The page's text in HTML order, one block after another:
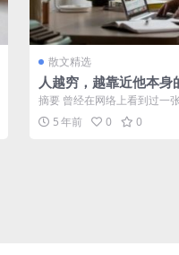
散文精选
人越穷，越靠近他本身
秋
摘要 曾经在网络上看到过一
我一看才知道，和当年的祖辈
时...5 年前 0 0